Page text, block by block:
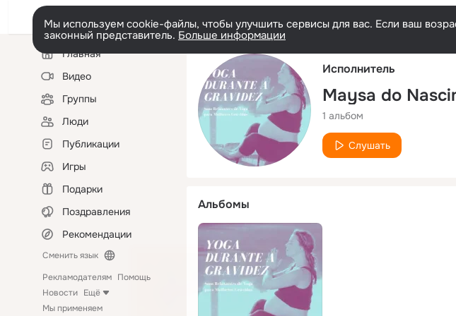
Мы используем cookie-файлы, чтобы улучшить сервисы для вас. Если ваш
законный представитель. Больше информации
Левая
колонкаГлавная
Видео
Группы
Люди
Публикации
Игры
Подарки
Поздравления
Рекомендации
Сменить язык
Рекламодателям Помощь
Новости Ещё
Мы применяем
Исполнитель
Maysa do
1 альбом
Слушать
Альбомы